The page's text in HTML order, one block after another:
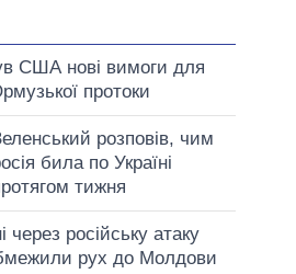
США нові вимоги для
протоки
розповів, чим
била по Україні
тижня
російську атаку
рух до Молдови